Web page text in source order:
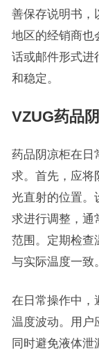
善保存说明书，
地区的经销商也
话或邮件形式进
和稳定。
VZUG药品
药品阴凉柜在日
求。首先，应将
光直射的位置。
求进行调整，通
范围。定期检查
与实际温度一致。
在日常操作中，
温度波动。用户
同时避免液体泄